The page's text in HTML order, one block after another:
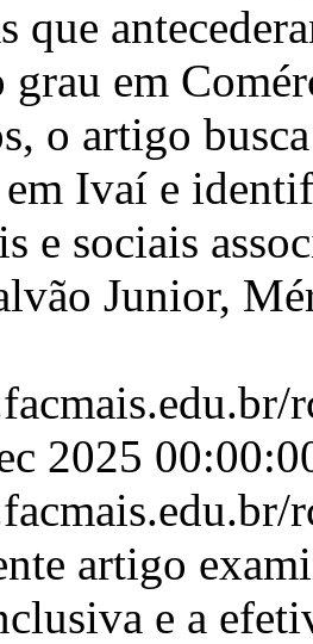
que
grau em
o artigo
Ivaí e
e sociais
Junior,
2025
artigo
e a